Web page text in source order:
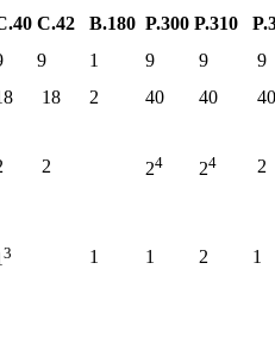
C.42 B.180 P.300 P.310
9 1 9 9
9
18 2 40 40
40
2 24 24 2
3 1 1 2 1